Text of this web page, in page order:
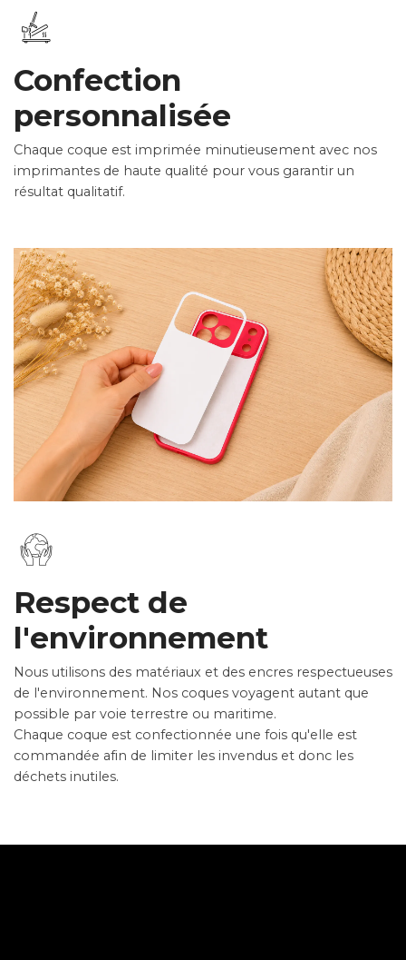
Confection
personnalisée
Chaque coque est imprimée minutieusement avec nos
imprimantes de haute qualité pour vous garantir un
résultat qualitatif.
Respect de
l'environnement
Nous utilisons des matériaux et des encres respectueuses
de l'environnement. Nos coques voyagent autant que
possible par voie terrestre ou maritime.
Chaque coque est confectionnée une fois qu'elle est
commandée afin de limiter les invendus et donc les
déchets inutiles.